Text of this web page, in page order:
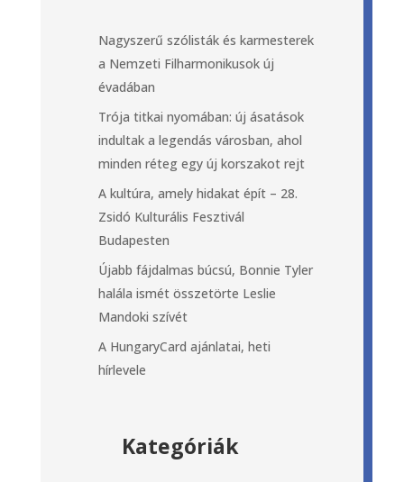
Nagyszerű szólisták és karmesterek
a Nemzeti Filharmonikusok új
évadában
Trója titkai nyomában: új ásatások
indultak a legendás városban, ahol
minden réteg egy új korszakot rejt
A kultúra, amely hidakat épít – 28.
Zsidó Kulturális Fesztivál
Budapesten
Újabb fájdalmas búcsú, Bonnie Tyler
halála ismét összetörte Leslie
Mandoki szívét
A HungaryCard ajánlatai, heti
hírlevele
Kategóriák